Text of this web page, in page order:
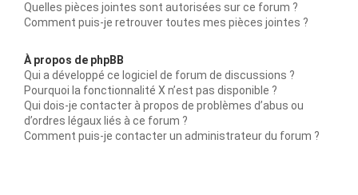
Quelles pièces jointes sont autorisées sur ce forum ?
Comment puis-je retrouver toutes mes pièces jointes ?
À propos de phpBB
Qui a développé ce logiciel de forum de discussions ?
Pourquoi la fonctionnalité X n’est pas disponible ?
Qui dois-je contacter à propos de problèmes d’abus ou
d’ordres légaux liés à ce forum ?
Comment puis-je contacter un administrateur du forum ?